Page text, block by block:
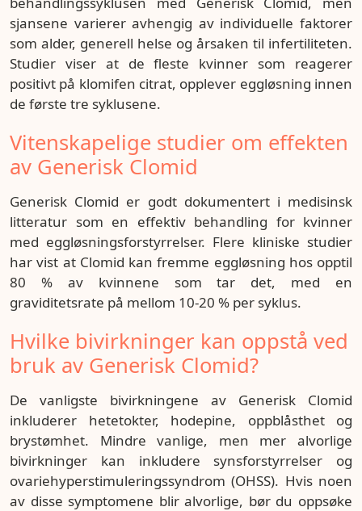
sjansene varierer avhengig av individuelle faktorer
som alder, generell helse og årsaken til infertiliteten.
Studier viser at de fleste kvinner som reagerer
positivt på klomifen citrat, opplever eggløsning innen
de første tre syklusene.
Vitenskapelige studier om effekten
av Generisk Clomid
Generisk Clomid er godt dokumentert i medisinsk
litteratur som en effektiv behandling for kvinner
med eggløsningsforstyrrelser. Flere kliniske studier
har vist at Clomid kan fremme eggløsning hos opptil
80 % av kvinnene som tar det, med en
graviditetsrate på mellom 10-20 % per syklus.
Hvilke bivirkninger kan oppstå ved
bruk av Generisk Clomid?
De vanligste bivirkningene av Generisk Clomid
inkluderer hetetokter, hodepine, oppblåsthet og
brystømhet. Mindre vanlige, men mer alvorlige
bivirkninger kan inkludere synsforstyrrelser og
ovariehyperstimuleringssyndrom (OHSS). Hvis noen
av disse symptomene blir alvorlige, bør du oppsøke